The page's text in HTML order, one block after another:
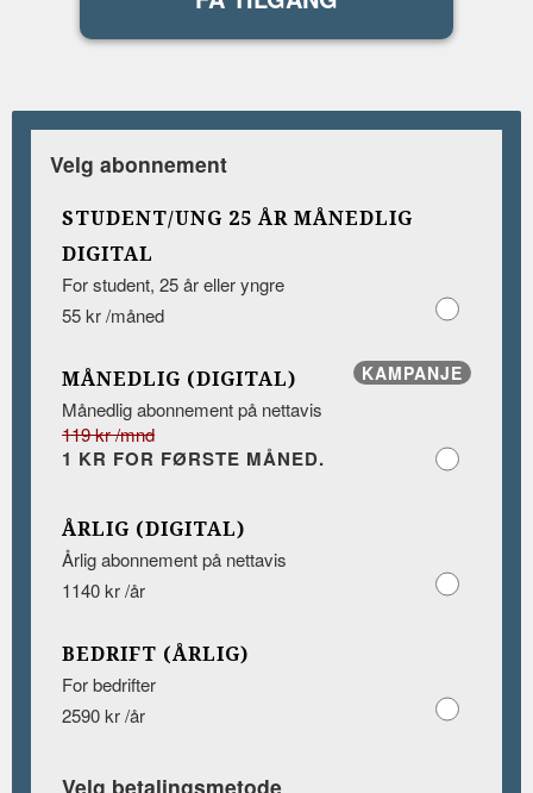
Velg abonnement
STUDENT/UNG 25 ÅR MÅNEDLIG
DIGITAL
For student, 25 år eller yngre
55 kr /måned
KAMPANJE
MÅNEDLIG (DIGITAL)
Månedlig abonnement på nettavis
119 kr /mnd
1 KR FOR FØRSTE MÅNED.
ÅRLIG (DIGITAL)
Årlig abonnement på nettavis
1140 kr /år
BEDRIFT (ÅRLIG)
For bedrifter
2590 kr /år
Velg betalingsmetode